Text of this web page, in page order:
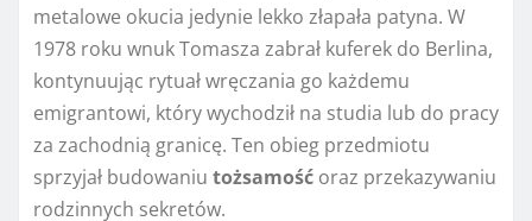
metalowe okucia jedynie lekko złapała patyna. W
1978 roku wnuk Tomasza zabrał kuferek do Berlina,
kontynuując rytuał wręczania go każdemu
emigrantowi, który wychodził na studia lub do pracy
za zachodnią granicę. Ten obieg przedmiotu
sprzyjał budowaniu tożsamość oraz przekazywaniu
rodzinnych sekretów.